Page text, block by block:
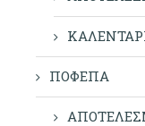
ΠΟΦΕΠΑ